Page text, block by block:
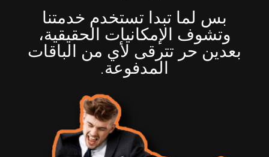
بس لما تبدا تستخدم خدمتنا
وتشوف الإمكانيات الحقيقية،
بعدين حر تترقى لأي من الباقات
المدفوعة.